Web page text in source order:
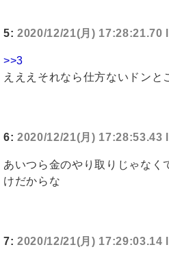
5: 2020/12/21(月) 17:28:21.70
>>3
えええそれなら仕方ないドンと
6: 2020/12/21(月) 17:28:53.43
あいつら金のやり取りじゃなく
けだからな
7: 2020/12/21(月) 17:29:03.14